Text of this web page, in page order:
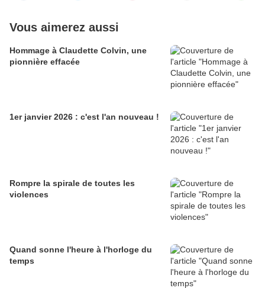
Vous aimerez aussi
Hommage à Claudette Colvin, une
pionnière effacée
1er janvier 2026 : c'est l'an nouveau !
Rompre la spirale de toutes les
violences
Quand sonne l'heure à l'horloge du
temps